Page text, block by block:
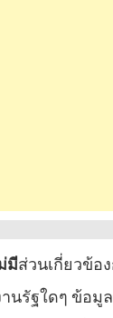
มีส่วนเกี่ยวข้อ
นรัฐใดๆ ข้อมู